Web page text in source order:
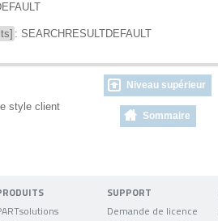
: SEARCHRESULTDEFAULT
Niveau supérieur
style client
Sommaire
SUPPORT
Demande de licence